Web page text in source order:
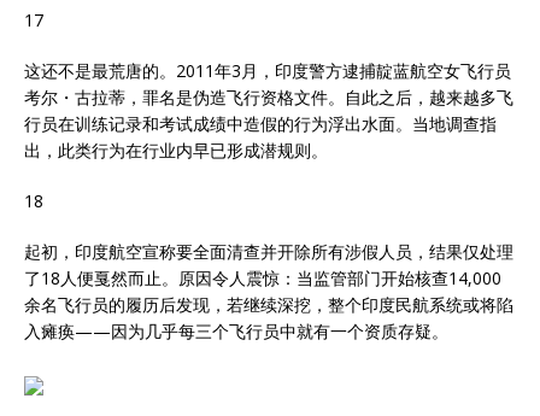
17
这还不是最荒唐的。2011年3月，印度警方逮捕靛蓝航空女飞行员
考尔・古拉蒂，罪名是伪造飞行资格文件。自此之后，越来越多飞
行员在训练记录和考试成绩中造假的行为浮出水面。当地调查指
出，此类行为在行业内早已形成潜规则。
18
起初，印度航空宣称要全面清查并开除所有涉假人员，结果仅处理
了18人便戛然而止。原因令人震惊：当监管部门开始核查14,000
余名飞行员的履历后发现，若继续深挖，整个印度民航系统或将陷
入瘫痪——因为几乎每三个飞行员中就有一个资质存疑。